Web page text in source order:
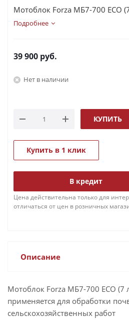
Мотоблок Forza МБ7-700 ECO
Подробнее
39 900 руб.
Нет в наличии
КУПИТЬ
Купить в 1 клик
В кредит
Цена действительна только для
отличаться от цен в розничных
Описание
Мотоблок Forza МБ7-700 ECO (7
применяется для обработки
сельскохозяйственных работ